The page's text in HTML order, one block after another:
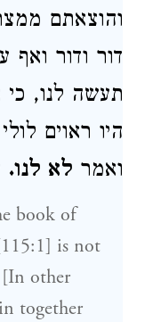
והוצאתם
דור ודור ואף
תעשה לנו,
היו ראוים
ואמר לא לנו.
book of
is not
other
together